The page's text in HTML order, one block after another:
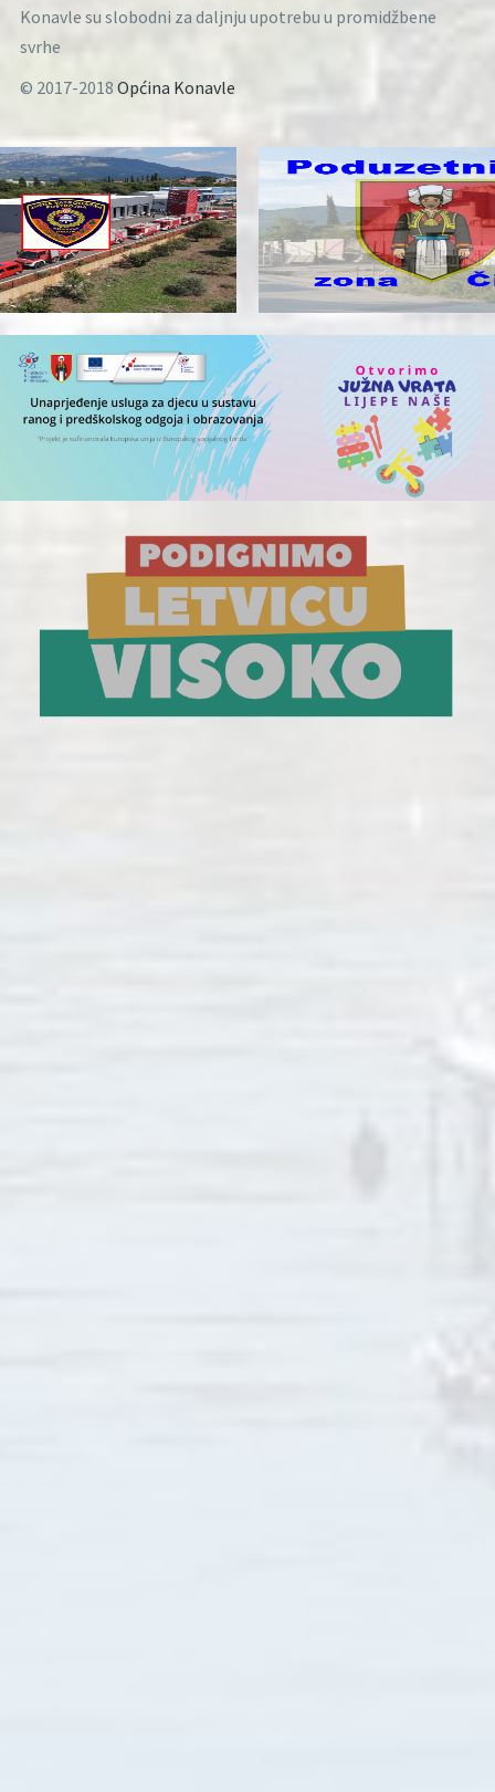
Konavle su slobodni za daljnju upotrebu u promidžbene
svrhe
© 2017-2018 Općina Konavle